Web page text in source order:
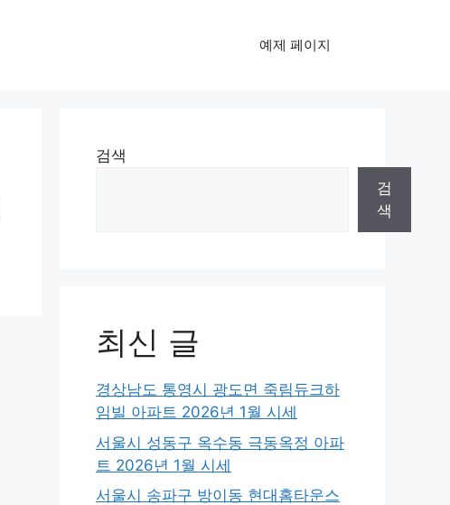
예제 페이지
검색
검
색
최신 글
경상남도 통영시 광도면 죽림듀크하
임빌 아파트 2026년 1월 시세
서울시 성동구 옥수동 극동옥정 아파
트 2026년 1월 시세
서울시 송파구 방이동 현대홈타운스